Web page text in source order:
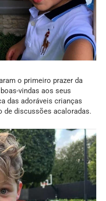
o primeiro prazer da
vindas aos seus
das adoráveis crianças
de discussões acaloradas.